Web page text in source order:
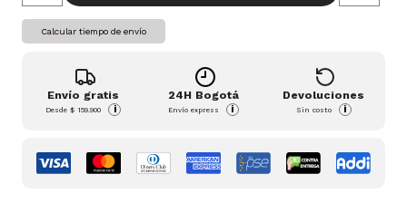
Calcular tiempo de envío
Envío gratis
Desde$ 159.900 i
24H Bogotá
Envío express i
Devoluciones
Sin costo i